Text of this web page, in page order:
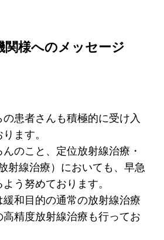
関様へのメッセージ
患者さんも積極的に受け入
ます。
のこと、定位放射線治療・
射線治療）においても、早急
う努めております。
和目的の通常の放射線治療
精度放射線治療も行ってお